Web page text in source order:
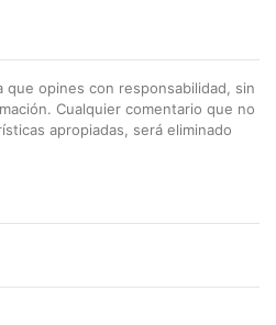
que opines con responsabilidad, sin
Cualquier comentario que no
apropiadas, será eliminado